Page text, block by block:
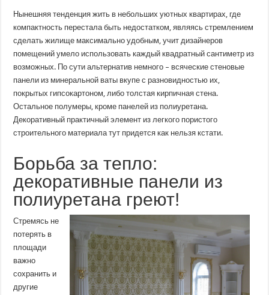
Нынешняя тенденция жить в небольших уютных квартирах, где
компактность перестала быть недостатком, являясь стремлением
сделать жилище максимально удобным, учит дизайнеров
помещений умело использовать каждый квадратный сантиметр из
возможных. По сути альтернатив немного – всяческие стеновые
панели из минеральной ваты вкупе с разновидностью их,
покрытых гипсокартоном, либо толстая кирпичная стена.
Остальное полумеры, кроме панелей из полиуретана.
Декоративный практичный элемент из легкого пористого
строительного материала тут придется как нельзя кстати.
Борьба за тепло:
декоративные панели из
полиуретана греют!
Стремясь не
потерять в
площади
важно
сохранить и
другие